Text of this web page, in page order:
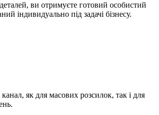
ви отримуєте готовий особистий
індивидуально під задачі бізнесу.
як для масових розсилок, так і для